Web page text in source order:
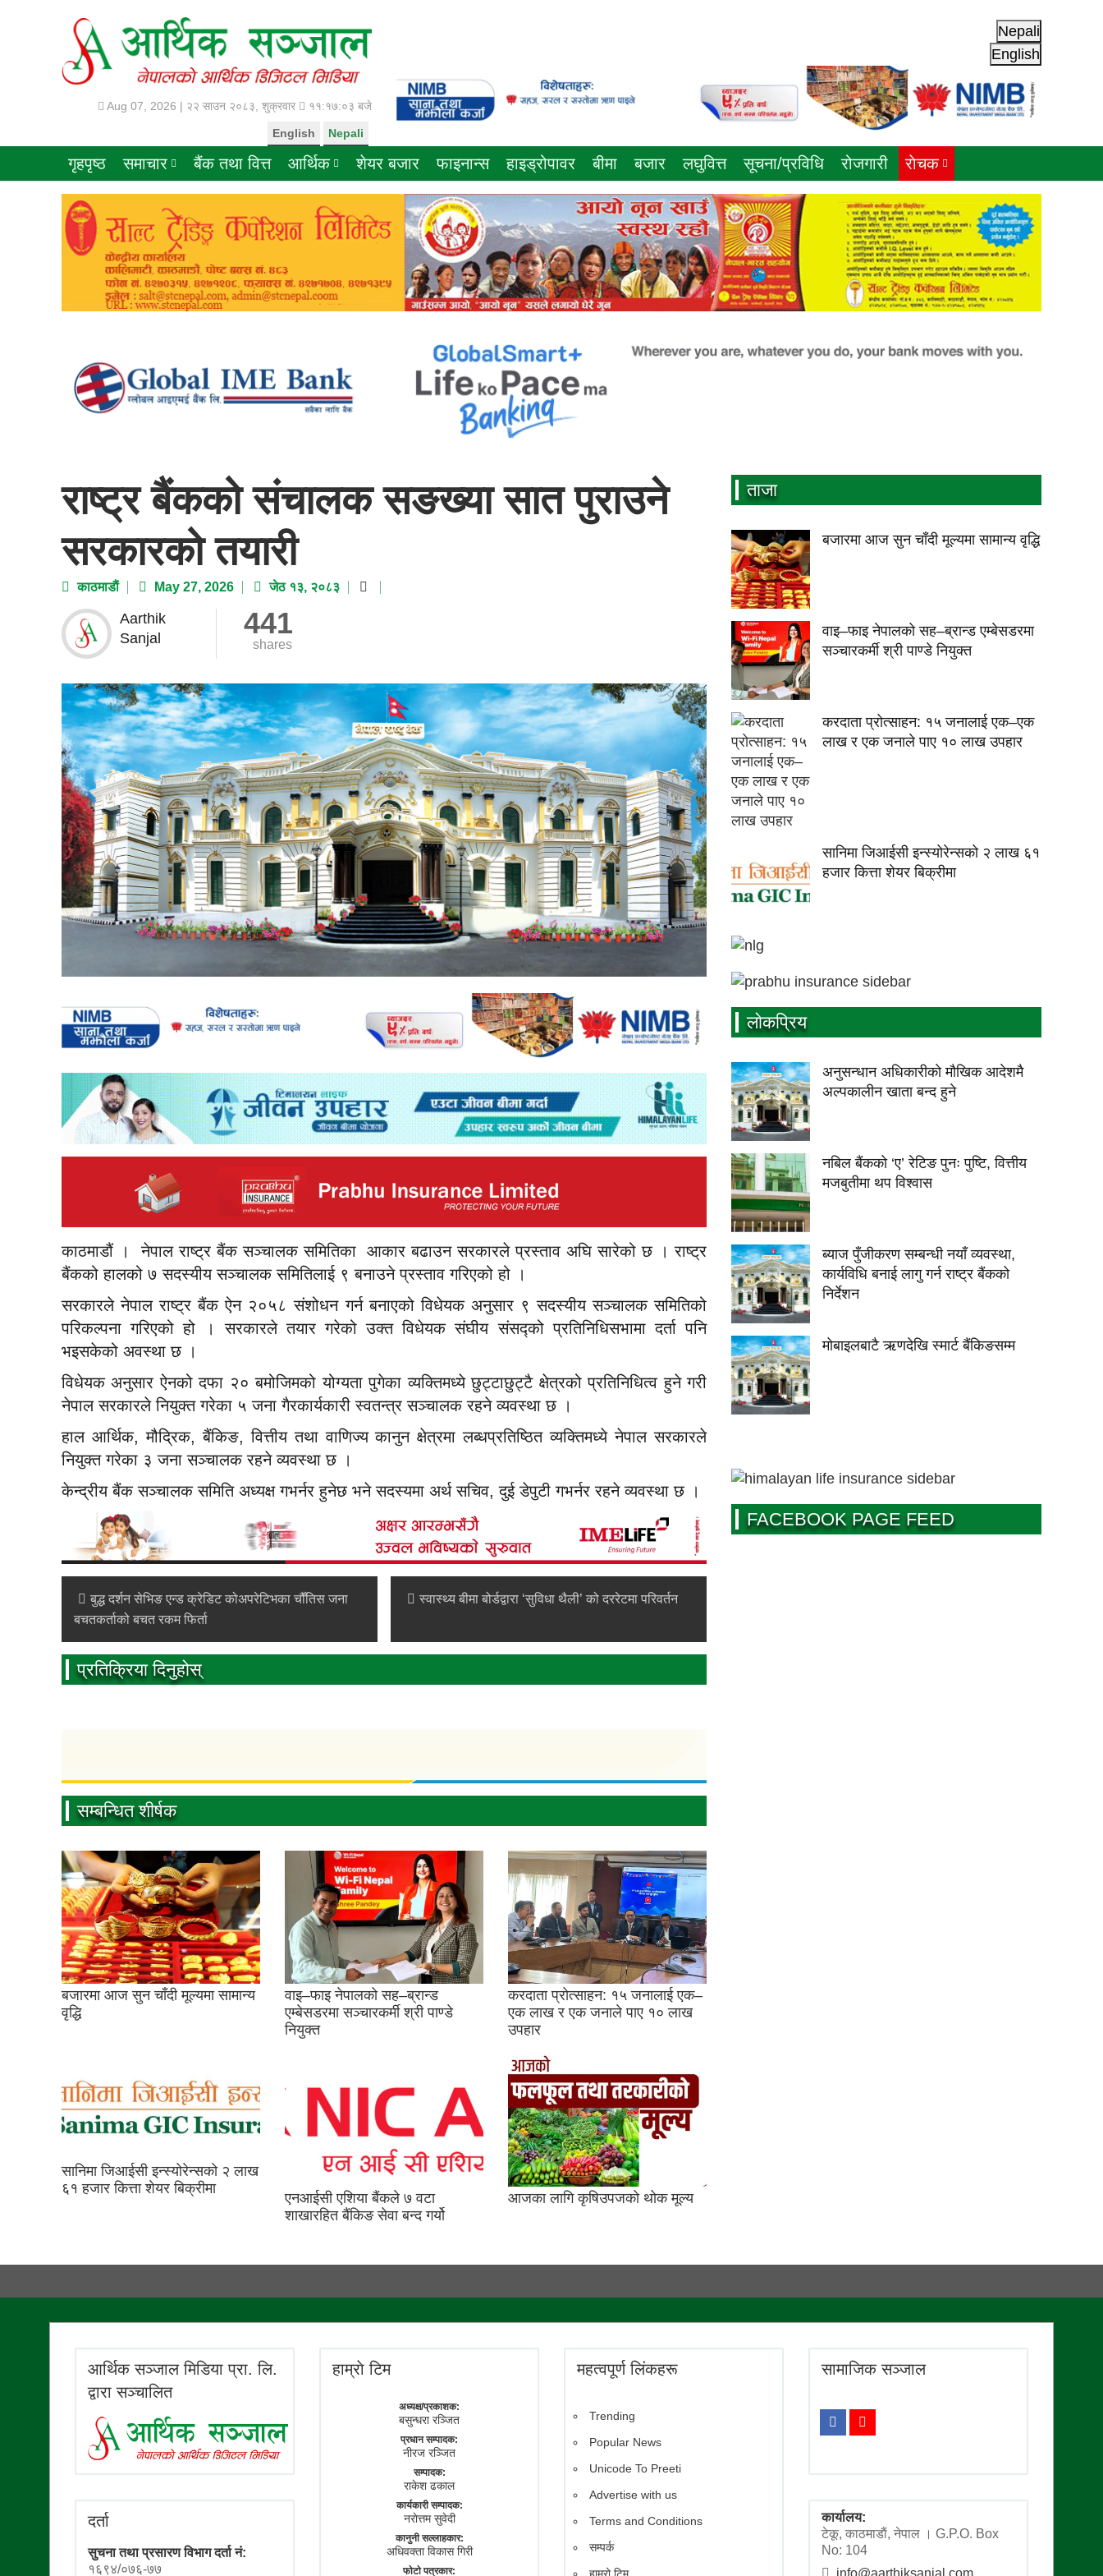
Aug 07, 2026 | २२ साउन २०८३, शुक्रवार ११:१७:०४ बजे
Nepali
English
Nepali
English
गृहपृष्ठ समाचार बैंक तथा वित्त आर्थिक शेयर बजार फाइनान्स हाइड्रोपावर बीमा बजार लघुवित्त सूचना/प्रविधि रोजगारी राेचक
राष्ट्र बैंकको संचालक सङख्या सात पुराउने
सरकारको तयारी
काठमाडाैं May 27, 2026 जेठ १३, २०८३
Aarthik
Sanjal
441
shares
काठमाडौं । नेपाल राष्ट्र बैंक सञ्चालक समितिका आकार बढाउन सरकारले प्रस्ताव अघि सारेको छ । राष्ट्र
बैंकको हालको ७ सदस्यीय सञ्चालक समितिलाई ९ बनाउने प्रस्ताव गरिएको हो ।
सरकारले नेपाल राष्ट्र बैंक ऐन २०५८ संशोधन गर्न बनाएको विधेयक अनुसार ९ सदस्यीय सञ्चालक समितिको
परिकल्पना गरिएको हो । सरकारले तयार गरेको उक्त विधेयक संघीय संसद्को प्रतिनिधिसभामा दर्ता पनि
भइसकेको अवस्था छ ।
विधेयक अनुसार ऐनको दफा २० बमोजिमको योग्यता पुगेका व्यक्तिमध्ये छुट्टाछुट्टै क्षेत्रको प्रतिनिधित्व हुने गरी
नेपाल सरकारले नियुक्त गरेका ५ जना गैरकार्यकारी स्वतन्त्र सञ्चालक रहने व्यवस्था छ ।
हाल आर्थिक, मौद्रिक, बैंकिङ, वित्तीय तथा वाणिज्य कानुन क्षेत्रमा लब्धप्रतिष्ठित व्यक्तिमध्ये नेपाल सरकारले
नियुक्त गरेका ३ जना सञ्चालक रहने व्यवस्था छ ।
केन्द्रीय बैंक सञ्चालक समिति अध्यक्ष गभर्नर हुनेछ भने सदस्यमा अर्थ सचिव, दुई डेपुटी गभर्नर रहने व्यवस्था छ ।
बुद्ध दर्शन सेभिङ एन्ड क्रेडिट कोअपरेटिभका चौँतिस जना
बचतकर्ताको बचत रकम फिर्ता
स्वास्थ्य बीमा बोर्डद्वारा ‘सुविधा थैली’ को दररेटमा परिवर्तन
प्रतिक्रिया दिनुहोस्
सम्बन्धित शीर्षक
बजारमा आज सुन चाँदी मूल्यमा सामान्य
वृद्धि
वाइ–फाइ नेपालको सह–ब्रान्ड
एम्बेसडरमा सञ्चारकर्मी श्री पाण्डे
नियुक्त
करदाता प्रोत्साहन: १५ जनालाई एक–
एक लाख र एक जनाले पाए १० लाख
उपहार
सानिमा जिआईसी इन्स्योरेन्सको २ लाख
६१ हजार कित्ता शेयर बिक्रीमा
एनआईसी एशिया बैंकले ७ वटा
शाखारहित बैंकिङ सेवा बन्द गर्यो
आजका लागि कृषिउपजको थोक मूल्य
ताजा
बजारमा आज सुन चाँदी मूल्यमा सामान्य वृद्धि
वाइ–फाइ नेपालको सह–ब्रान्ड एम्बेसडरमा
सञ्चारकर्मी श्री पाण्डे नियुक्त
करदाता प्रोत्साहन: १५ जनालाई एक–एक
लाख र एक जनाले पाए १० लाख उपहार
सानिमा जिआईसी इन्स्योरेन्सको २ लाख ६१
हजार कित्ता शेयर बिक्रीमा
लाेकप्रिय
अनुसन्धान अधिकारीकाे माैखिक आदेशमै
अल्पकालीन खाता बन्द हुने
नबिल बैंकको ‘ए’ रेटिङ पुनः पुष्टि, वित्तीय
मजबुतीमा थप विश्वास
ब्याज पुँजीकरण सम्बन्धी नयाँ व्यवस्था,
कार्यविधि बनाई लागु गर्न राष्ट्र बैंकको
निर्देशन
मोबाइलबाटै ऋणदेखि स्मार्ट बैंकिङसम्म
FACEBOOK PAGE FEED
आर्थिक सञ्जाल मिडिया प्रा. लि.
द्वारा सञ्चालित
दर्ता
सुचना तथा प्रसारण विभाग दर्ता नं:
१६९४/०७६-७७
हाम्राे टिम
अध्यक्ष/प्रकाशक:
बसुन्धरा रञ्जित
प्रधान सम्पादक:
नीरज रञ्जित
सम्पादक:
राकेश ढकाल
कार्यकारी सम्पादक:
नराेत्तम सुवेदी
कानुनी सल्लाहकार:
अधिवक्ता विकास गिरी
फाेटाे पत्रकार:
महत्वपूर्ण लिंकहरू
Trending
Popular News
Unicode To Preeti
Advertise with us
Terms and Conditions
सम्पर्क
सामाजिक सञ्जाल
कार्यालय:
टेकू, काठमाडाैं, नेपाल । G.P.O. Box
No: 104